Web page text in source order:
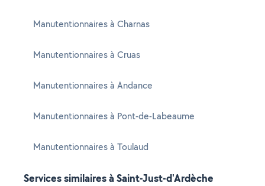
Manutentionnaires à Charnas
Manutentionnaires à Cruas
Manutentionnaires à Andance
Manutentionnaires à Pont-de-Labeaume
Manutentionnaires à Toulaud
Services similaires à Saint-Just-d'Ardèche